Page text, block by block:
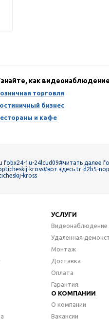
как
торговля
бизнес
и кафе
fobx24-1u-24lcud09#читать далее
kross#вот здесь tr-d2b5-
kross
УСЛУГИ
Видеонаблюдение
Удаленная
Монтаж
Доставка
Оплата
Гарантия
О КОМПАНИИ
О компании
Вакансии